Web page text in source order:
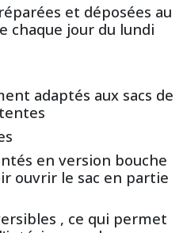
et déposées au
chaque jour du lundi
adaptés aux sacs de
en version bouche
ouvrir le sac en partie
, ce qui permet